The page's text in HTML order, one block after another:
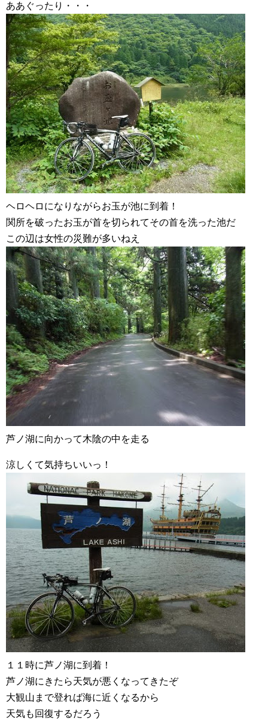
ああぐったり・・・
ヘロヘロになりながらお玉が池に到着！
関所を破ったお玉が首を切られてその首を洗った池だ
この辺は女性の災難が多いねえ
芦ノ湖に向かって木陰の中を走る
涼しくて気持ちいいっ！
１１時に芦ノ湖に到着！
芦ノ湖にきたら天気が悪くなってきたぞ
大観山まで登れば海に近くなるから
天気も回復するだろう